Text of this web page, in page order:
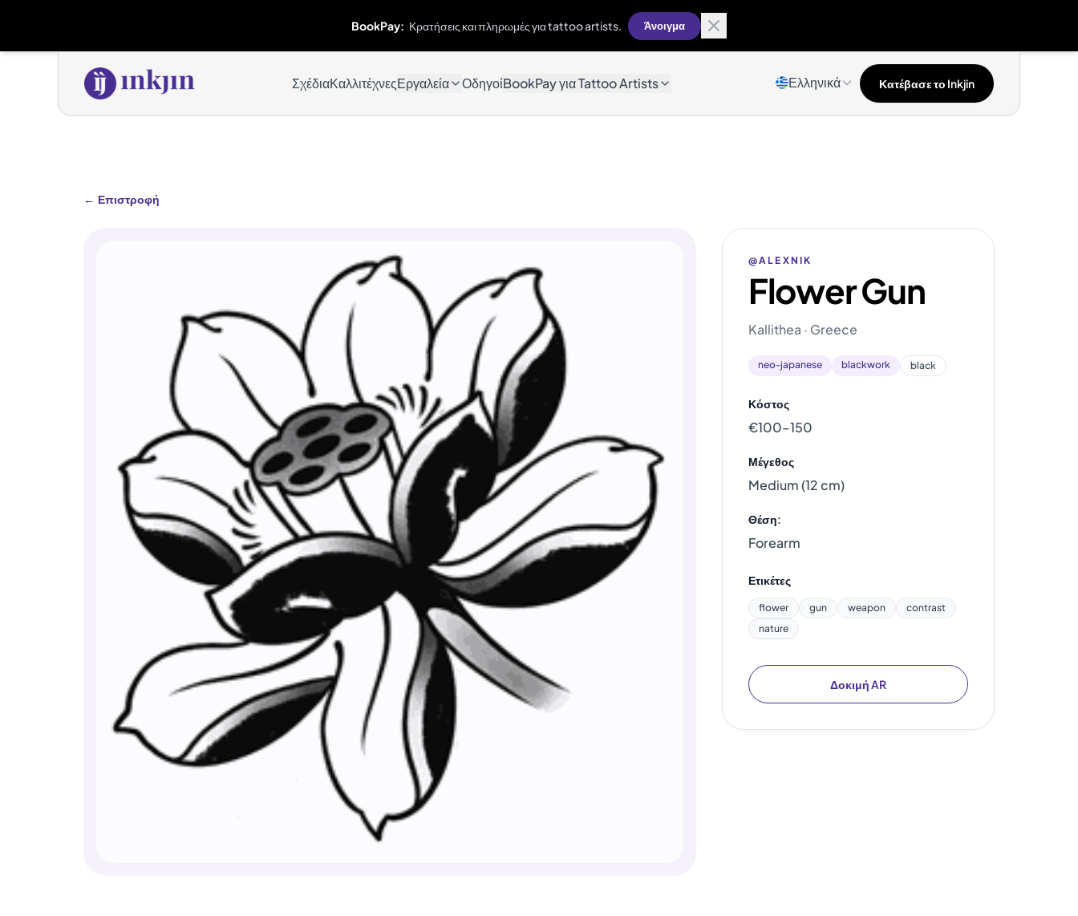
BookPay: Κρατήσεις και πληρωμές για tattoo artists. Άνοιγμα
ΣχέδιαΚαλλιτέχνεςΕργαλεία ΟδηγοίBookPay για Tattoo Artists Ελληνικά Κατέβασε το Inkjin
← Επιστροφή
@ALEXNIK
Flower Gun
Kallithea · Greece
neo-japanese blackwork black
Κόστος
€100–150
Μέγεθος
Medium (12 cm)
Θέση:
Forearm
Ετικέτες
flower gun weapon
contrast
nature
Δοκιμή AR